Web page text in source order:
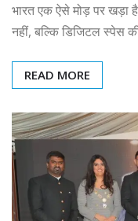
भारत एक ऐसे मोड़ पर खड़ा
नहीं, बल्कि डिजिटल स्पेस
READ MORE